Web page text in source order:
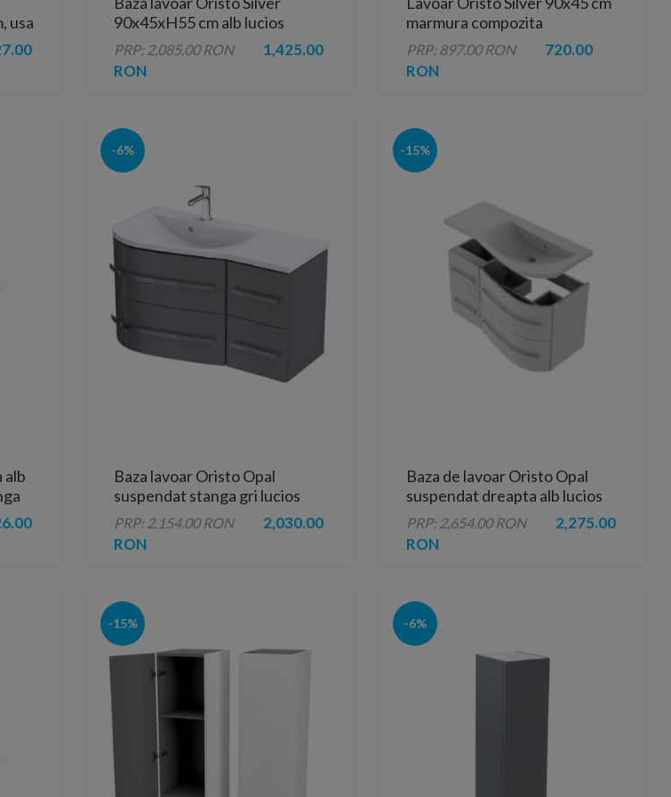
usa
90x45xH55 cm alb lucios
PRP: 2,085.00 RON
1,425.00
RON
marmura compozita
PRP: 897.00 RON
720.00
RON
alb
-6%
Baza lavoar Oristo Opal
suspendat stanga gri lucios
90x45xH50 cm
PRP: 2,154.00 RON
2,030.00
RON
-15%
Baza de lavoar Oristo Opal
suspendat dreapta alb lucios
90x45xH50 cm
PRP: 2,654.00 RON
2,275.00
RON
-15% -6%